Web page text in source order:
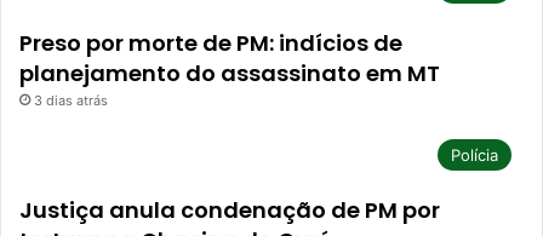
Preso por morte de PM: indícios de
planejamento do assassinato em MT
3 dias atrás
Polícia
Justiça anula condenação de PM por